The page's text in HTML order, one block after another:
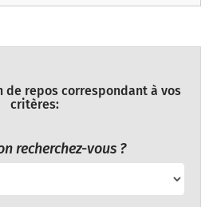
de repos correspondant à vos
critères:
recherchez-vous ?